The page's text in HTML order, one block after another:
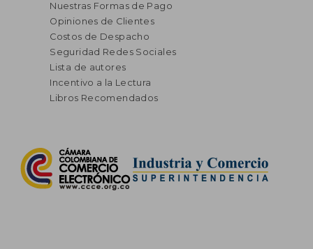
Nuestras Formas de Pago
Opiniones de Clientes
Costos de Despacho
Seguridad Redes Sociales
Lista de autores
Incentivo a la Lectura
Libros Recomendados